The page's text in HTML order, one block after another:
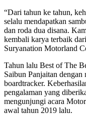
“Dari tahun ke tahun,
selalu mendapatkan
dan roda dua disana.
kembali karya terbaik
Suryanation Motorland
Tahun lalu Best of The
Saibun Panjaitan
boardtracker.
pengalaman yang
mengunjungi acara
awal tahun 2019 lalu.